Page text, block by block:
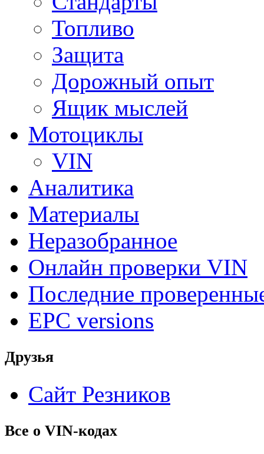
Топливо
Защита
Дорожный опыт
Ящик мыслей
Мотоциклы
VIN
Аналитика
Материалы
Неразобранное
Онлайн проверки VIN
Последние
EPC versions
Друзья
Сайт Резников
Все о VIN-кодах